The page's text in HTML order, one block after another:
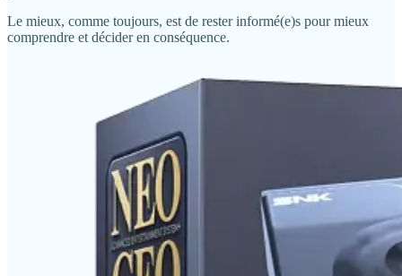
Le mieux, comme toujours, est de rester informé(e)s pour mieux
comprendre et décider en conséquence.